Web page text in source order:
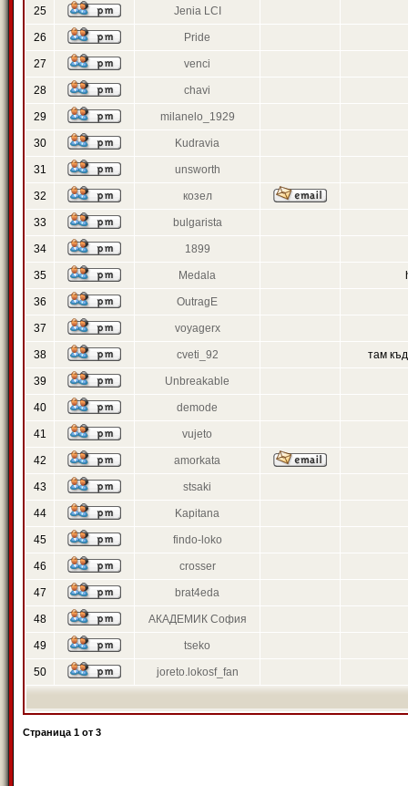
25 Jenia LCI
26 Pride
27 venci
28 chavi
29 milanelo_1929
30 Kudravia
31 unsworth
32 козел
33 bulgarista
34 1899
35 Medala
36 OutragE
37 voyagerx
38 cveti_92 там
39 Unbreakable
40 demode
41 vujeto
42 amorkata
43 stsaki
44 Kapitana
45 findo-loko
46 crosser
47 brat4eda
48 АКАДЕМИК София
49 tseko
50 joreto.lokosf_fan
Страница 1 от 3